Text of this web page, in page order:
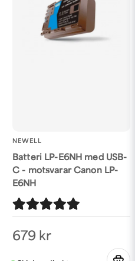
NEWELL
Batteri LP-E6NH med USB-
C - motsvarar Canon LP-
E6NH
679 kr